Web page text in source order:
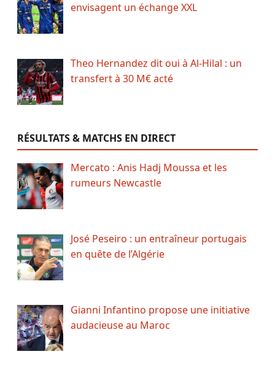
envisagent un échange XXL
Theo Hernandez dit oui à Al-Hilal : un
transfert à 30 M€ acté
RÉSULTATS & MATCHS EN DIRECT
Mercato : Anis Hadj Moussa et les
rumeurs Newcastle
José Peseiro : un entraîneur portugais
en quête de l’Algérie
Gianni Infantino propose une initiative
audacieuse au Maroc